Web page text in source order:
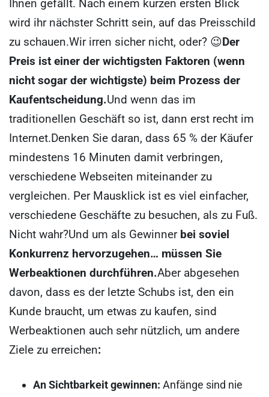
Ihnen gefällt. Nach einem kurzen ersten Blick
wird ihr nächster Schritt sein, auf das Preisschild
zu schauen.Wir irren sicher nicht, oder? 😉Der
Preis ist einer der wichtigsten Faktoren (wenn
nicht sogar der wichtigste) beim Prozess der
Kaufentscheidung.Und wenn das im
traditionellen Geschäft so ist, dann erst recht im
Internet.Denken Sie daran, dass 65 % der Käufer
mindestens 16 Minuten damit verbringen,
verschiedene Webseiten miteinander zu
vergleichen. Per Mausklick ist es viel einfacher,
verschiedene Geschäfte zu besuchen, als zu Fuß.
Nicht wahr?Und um als Gewinner bei soviel
Konkurrenz hervorzugehen… müssen Sie
Werbeaktionen durchführen.Aber abgesehen
davon, dass es der letzte Schubs ist, den ein
Kunde braucht, um etwas zu kaufen, sind
Werbeaktionen auch sehr nützlich, um andere
Ziele zu erreichen:
An Sichtbarkeit gewinnen: Anfänge sind nie